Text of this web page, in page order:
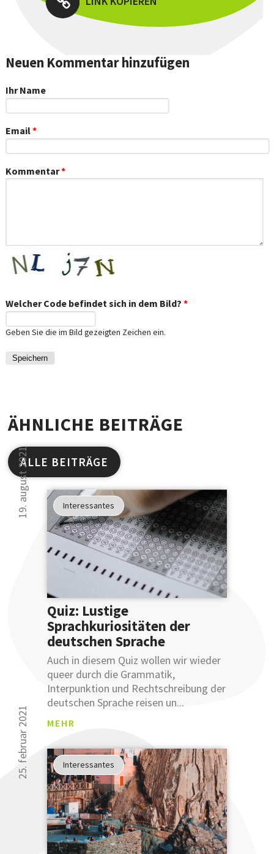
Neuen Kommentar hinzufügen
Ihr Name
Email*
Kommentar*
Welcher Code befindet sich in dem Bild? *
Geben Sie die im Bild gezeigten Zeichen ein.
ÄHNLICHE BEITRÄGE
ALLE BEITRÄGE
19. august 2021 Interessantes
Quiz: Lustige
Sprachkuriositäten der
deutschen Sprache
Auch in diesem Quiz wollen wir wieder
queer durch die Grammatik,
Interpunktion und Rechtschreibung der
deutschen Sprache reisen un...
MEHR
25. februar 2021 Interessantes
Studien
haben
gezeigt
...
... dass
Sie Ihre
bereits
an
sprachlichen
Tipps
Glauben
Sie uns
nicht?
Testen
Sie uns.
30 000 Leser
sich nicht irren.